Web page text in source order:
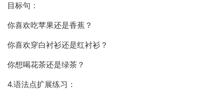
目标句：
你喜欢吃苹果还是香蕉？
你喜欢穿白衬衫还是红衬衫？
你想喝花茶还是绿茶？
4.语法点扩展练习：